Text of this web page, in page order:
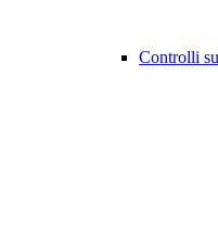
Controlli